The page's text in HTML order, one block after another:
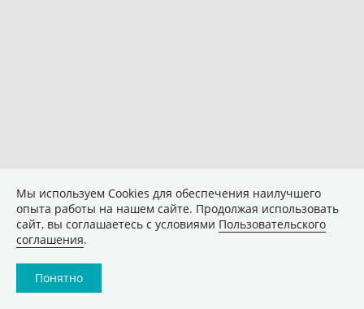
Мы используем Сookies для обеспечения наилучшего
опыта работы на нашем сайте. Продолжая использовать
сайт, вы соглашаетесь с условиями Пользовательского
соглашения.
Понятно